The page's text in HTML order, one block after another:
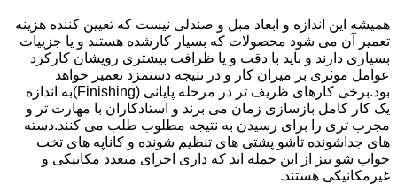
همیشه این اندازه و ابعاد مبل و صندلی نیست که تعیین کننده هزینه
تعمیر آن می شود محصولات که بسیار کارشده هستند و یا جزییات
بسیاری دارند و باید با دقت و یا ظرافت بیشتری رویشان کارکرد
عوامل موثری بر میزان کار و در نتیجه دستمزد تعمیر خواهد
بود.برخی کارهای ظریف تر در مرحله پایانی (Finishing)به اندازه
یک کار کامل بازسازی زمان می برند و استادکاران با مهارت تر و
مجرب تری را برای رسیدن به نتیجه مطلوب طلب می کنند.دسته
های جداشونده تاشو پشتی های تنظیم شونده و کاناپه های تخت
خواب شو نیز از این جمله اند که داری اجزای متعدد مکانیکی و
غیرمکانیکی هستند.